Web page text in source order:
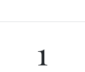
1